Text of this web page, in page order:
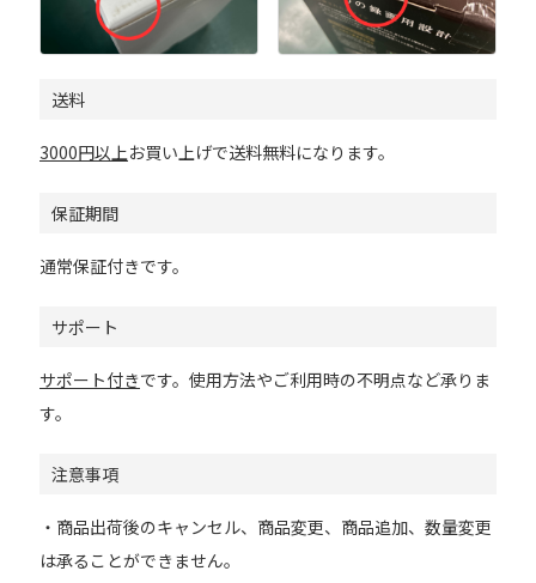
送料
3000円以上お買い上げで送料無料になります。
保証期間
通常保証付きです。
サポート
サポート付きです。使用方法やご利用時の不明点など承りま
す。
注意事項
・商品出荷後のキャンセル、商品変更、商品追加、数量変更
は承ることができません。